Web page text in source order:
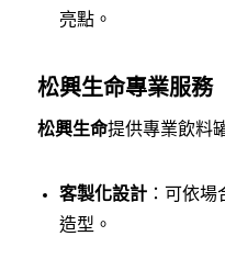
亮點。
松興生命專業服務
松興生命提供專業飲料
客製化設計：可依場
造型。